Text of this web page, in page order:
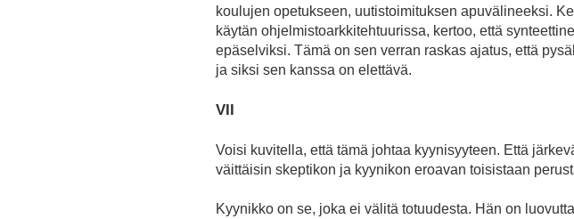
koulujen opetukseen, uutistoimituksen apuvälineeksi.
käytän ohjelmistoarkkitehtuurissa, kertoo, että
epäselviksi. Tämä on sen verran raskas ajatus, että
ja siksi sen kanssa on elettävä.
VII
Voisi kuvitella, että tämä johtaa kyynisyyteen. Että
väittäisin skeptikon ja kyynikon eroavan toisistaan
Kyynikko on se, joka ei välitä totuudesta. Hän on